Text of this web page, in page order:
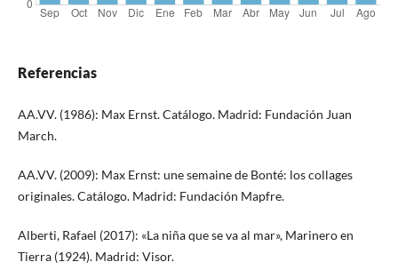
Referencias
AA.VV. (1986): Max Ernst. Catálogo. Madrid: Fundación Juan
March.
AA.VV. (2009): Max Ernst: une semaine de Bonté: los collages
originales. Catálogo. Madrid: Fundación Mapfre.
Alberti, Rafael (2017): «La niña que se va al mar», Marinero en
Tierra (1924). Madrid: Visor.